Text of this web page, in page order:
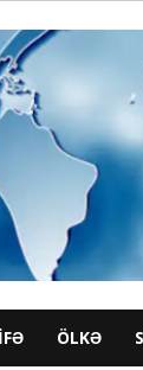
ÖLKƏ